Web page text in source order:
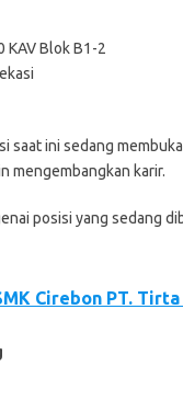
KAV Blok B1-2
ѕааt іnі ѕеdаng
mеngеmbаngkаn kаrіr.
роѕіѕі уаng ѕеdаng
Cirebon PT.